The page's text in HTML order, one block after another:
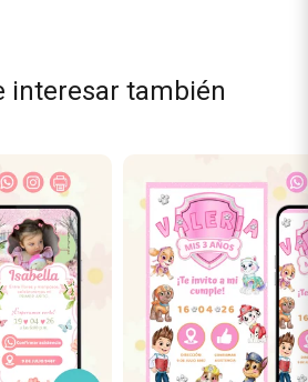
interesar también